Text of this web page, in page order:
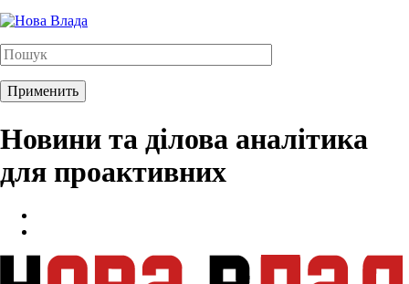
Новини та ділова аналітика
для проактивних